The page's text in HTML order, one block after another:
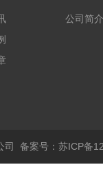
公司简介
司 备案号：苏ICP备